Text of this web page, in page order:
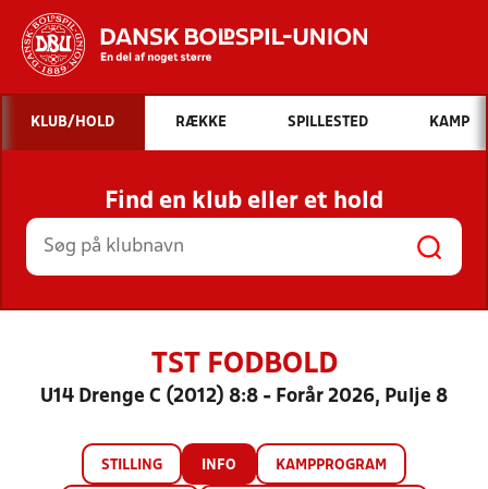
Hvad vil du søge efter?
INDHOLD OG NYHEDER
STILLINGER, RESULTATER, KLUBBER OG
HOLD
KLUB/HOLD RÆKKE SPILLESTED KAMP
Find en klub eller et hold
TST FODBOLD
U14 Drenge C (2012) 8:8 - Forår 2026, Pulje 8
STILLING INFO KAMPPROGRAM